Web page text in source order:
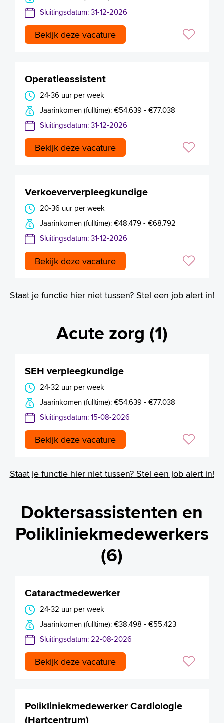
Sluitingsdatum: 31-12-2026
Bekijk deze vacature
Operatieassistent
24-36 uur per week
Jaarinkomen (fulltime): €54.639 - €77.038
Sluitingsdatum: 31-12-2026
Bekijk deze vacature
Verkoeververpleegkundige
20-36 uur per week
Jaarinkomen (fulltime): €48.479 - €68.792
Sluitingsdatum: 31-12-2026
Bekijk deze vacature
Staat je functie hier niet tussen? Stel een job alert in!
Acute zorg (1)
SEH verpleegkundige
24-32 uur per week
Jaarinkomen (fulltime): €54.639 - €77.038
Sluitingsdatum: 15-08-2026
Bekijk deze vacature
Staat je functie hier niet tussen? Stel een job alert in!
Doktersassistenten en
Polikliniekmedewerkers
(6)
Cataractmedewerker
24-32 uur per week
Jaarinkomen (fulltime): €38.498 - €55.423
Sluitingsdatum: 22-08-2026
Bekijk deze vacature
Polikliniekmedewerker Cardiologie
(Hartcentrum)